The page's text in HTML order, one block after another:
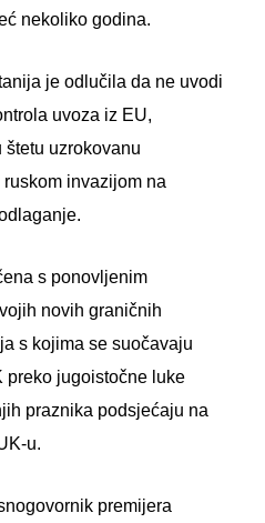
nekoliko godina.
je odlučila da ne uvodi
uvoza iz EU,
uzrokovanu
invazijom na
s ponovljenim
novih graničnih
s kojima se suočavaju
preko jugoistočne luke
praznika podsjećaju na
u.
premijera